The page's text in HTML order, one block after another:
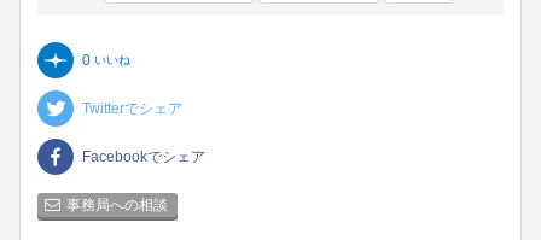
0 いいね
Twitterでシェア
Facebookでシェア
事務局への相談